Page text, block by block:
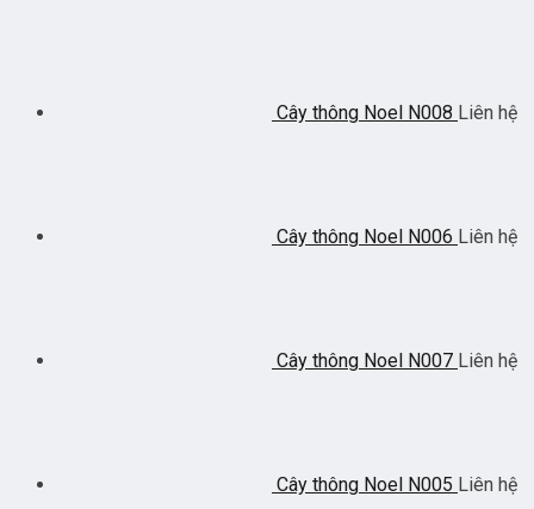
Cây thông Noel N008 Liên hệ
Cây thông Noel N006 Liên hệ
Cây thông Noel N007 Liên hệ
Cây thông Noel N005 Liên hệ